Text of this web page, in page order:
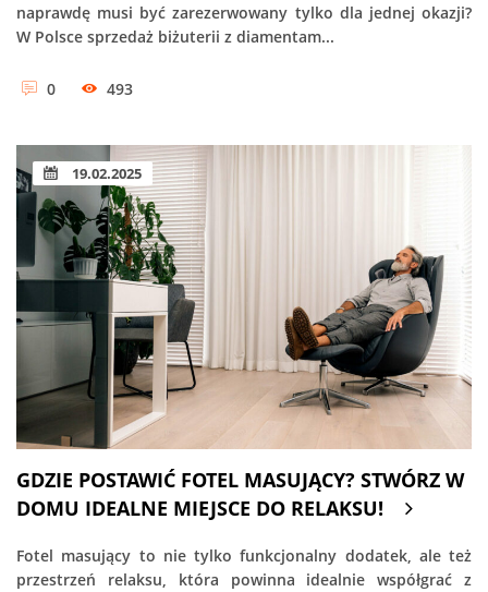
naprawdę musi być zarezerwowany tylko dla jednej okazji?
W Polsce sprzedaż biżuterii z diamentam...
0 493
19.02.2025
GDZIE POSTAWIĆ FOTEL MASUJĄCY? STWÓRZ W
DOMU IDEALNE MIEJSCE DO RELAKSU!
Fotel masujący to nie tylko funkcjonalny dodatek, ale też
przestrzeń relaksu, która powinna idealnie współgrać z